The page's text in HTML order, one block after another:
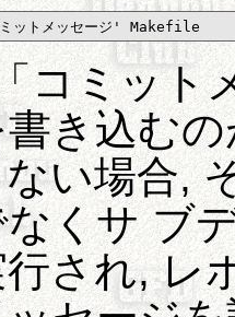
トメッセージ' Makefile
コミット
き込む
い場合,
くサ ブ
され, レ